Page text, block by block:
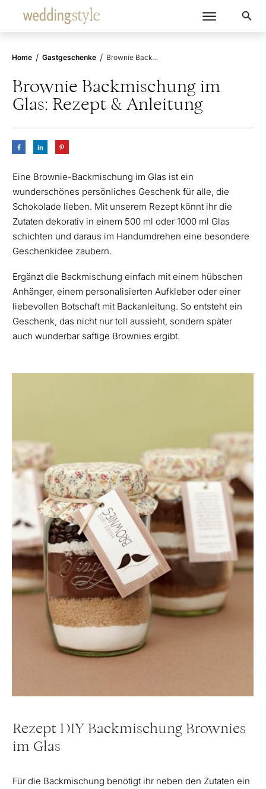
Home / Gastgeschenke / Brownie Backmischung im Glas: Rezept & Anleitung
Brownie Backmischung im
Glas: Rezept & Anleitung
Eine Brownie-Backmischung im Glas ist ein
wunderschönes persönliches Geschenk für alle, die
Schokolade lieben. Mit unserem Rezept könnt ihr die
Zutaten dekorativ in einem 500 ml oder 1000 ml Glas
schichten und daraus im Handumdrehen eine besondere
Geschenkidee zaubern.
Ergänzt die Backmischung einfach mit einem hübschen
Anhänger, einem personalisierten Aufkleber oder einer
liebevollen Botschaft mit Backanleitung. So entsteht ein
Geschenk, das nicht nur toll aussieht, sondern später
auch wunderbar saftige Brownies ergibt.
Rezept DIY Backmischung Brownies
im Glas
Für die Backmischung benötigt ihr neben den Zutaten ein